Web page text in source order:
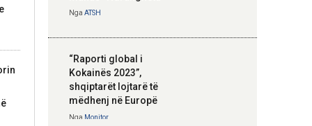
Nga ATSH
“Raporti global i
Kokainës 2023”,
shqiptarët lojtarë të
mëdhenj në Europë
Nga Monitor